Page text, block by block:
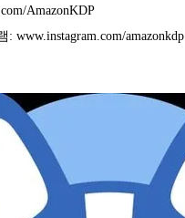
AmazonKDP
: www.instagram.com/amazonkdp